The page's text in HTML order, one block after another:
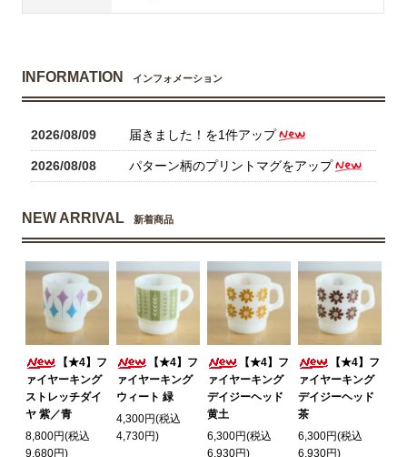
INFORMATION インフォメーション
2026/08/09 届きました！を1件アップ
2026/08/08 パターン柄のプリントマグをアップ
NEW ARRIVAL 新着商品
【★4】フ
ァイヤーキング
ストレッチダイ
ヤ 紫／青
8,800円(税込
9,680円)
【★4】フ
ァイヤーキング
ウィート 緑
4,300円(税込
4,730円)
【★4】フ
ァイヤーキング
デイジーヘッド
黄土
6,300円(税込
6,930円)
【★4】フ
ァイヤーキング
デイジーヘッド
茶
6,300円(税込
6,930円)